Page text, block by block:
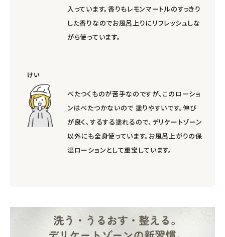
入っています。香りもレモンマートルのすっきり
した香りなのでお風呂上りにリフレッシュしな
がら使っています。
けい
べたつくものが苦手なのですが、このローショ
ンはべたつかないので 塗りやすいです。伸び
が良く、するする塗れるので、デリケートゾーン
以外にも全身使っています。お風呂上がりの保
湿ローションとして重宝しています。